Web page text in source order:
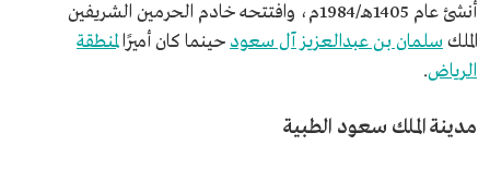
أنشئ عام 1405هـ/1984م، وافتتحه خادم الحرمين الشريفين
الملك سلمان بن عبدالعزيز آل سعود حينما كان أميرًالمنطقة
الرياض.
مدينة الملك سعود الطبية